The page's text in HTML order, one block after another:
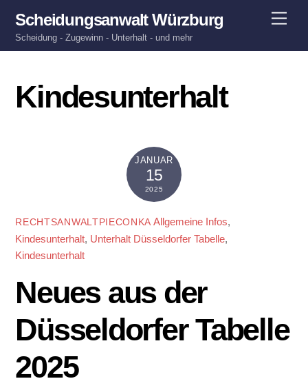
Scheidungsanwalt Würzburg
Scheidung - Zugewinn - Unterhalt - und mehr
Kindesunterhalt
JANUAR
15
2025
RECHTSANWALTPIECONKA Allgemeine Infos,
Kindesunterhalt, Unterhalt Düsseldorfer Tabelle,
Kindesunterhalt
Neues aus der
Düsseldorfer Tabelle
2025